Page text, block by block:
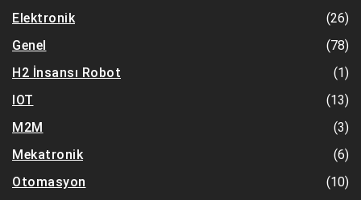
Elektronik
(26)
Genel
(78)
H2 İnsansı Robot
(1)
IOT
(13)
M2M
(3)
Mekatronik
(6)
Otomasyon
(10)